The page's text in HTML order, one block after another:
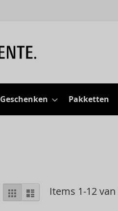
Geschenken Pakketten
Bekijken
als
Rooster
LijstItems 1-12van